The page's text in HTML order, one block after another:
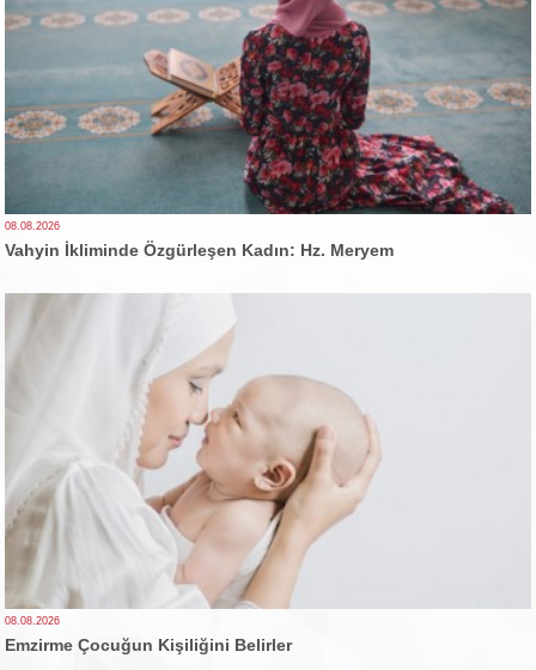
08.08.2026
Vahyin İkliminde Özgürleşen Kadın: Hz. Meryem
08.08.2026
Emzirme Çocuğun Kişiliğini Belirler